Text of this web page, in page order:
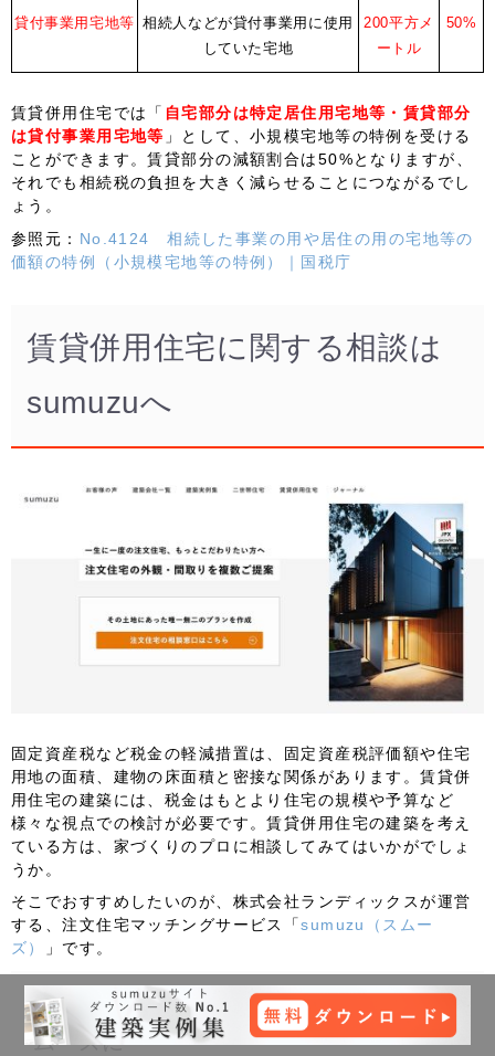
貸付事業用宅地等 相続人などが貸付事業用に使用
していた宅地
200平方メ
ートル
50%
賃貸併用住宅では「 自宅部分は特定居住用宅地等・賃貸部分
は貸付事業用宅地等 」として、小規模宅地等の特例を受ける
ことができます。賃貸部分の減額割合は50%となりますが、
それでも相続税の負担を大きく減らせることにつながるでし
ょう。
参照元： No.4124 相続した事業の用や居住の用の宅地等の
価額の特例（小規模宅地等の特例）｜国税庁
賃貸併用住宅に関する相談は
sumuzuへ
固定資産税など税金の軽減措置は、固定資産税評価額や住宅
用地の面積、建物の床面積と密接な関係があります。賃貸併
用住宅の建築には、税金はもとより住宅の規模や予算など
様々な視点での検討が必要です。賃貸併用住宅の建築を考え
ている方は、家づくりのプロに相談してみてはいかがでしょ
うか。
そこでおすすめしたいのが、株式会社ランディックスが運営
する、注文住宅マッチングサービス「sumuzu（スムー
ズ）
」です。
土地探しから建築プランの決定までがス
ムーズに